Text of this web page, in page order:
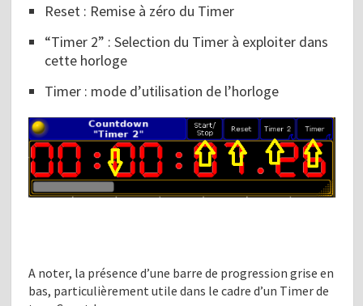
Reset : Remise à zéro du Timer
“Timer 2” : Selection du Timer à exploiter dans
cette horloge
Timer : mode d’utilisation de l’horloge
A noter, la présence d’une barre de progression grise en
bas, particulièrement utile dans le cadre d’un Timer de